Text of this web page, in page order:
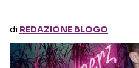
di REDAZIONE BLOGO